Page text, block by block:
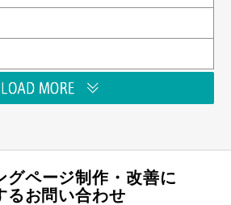
グページ制作・改善に
るお問い合わせ